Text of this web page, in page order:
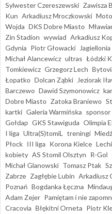
Sylwester Czereszewski Zawisza
Kun Arkadiusz Mroczkowski
Wojda DKS Dobre Miasto
Zin Stadion wywiad Arkadiusz
Gdynia Piotr Głowacki
Michał Alancewicz ultras Łódzki
Tomkiewicz Grzegorz Lech
Łopatko Dolcan Ząbki Jeziorak
Barczewo Dawid Szymonowicz
Dobre Miasto Zatoka Braniewo
kartki Galeria Warmińska sponsor
Gołdap GKS Stawiguda Olimpia
I liga Ultra(S)tomiL treningi
Płock III liga Korona Kielce
kobiety AS Stomil Olsztyn R-Gol
Michał Glanowski Tomasz Ptak
Zabrze Zagłębie Lubin Arkadiusz
Poznań Bogdanka Łęczna
Adam Zejer Pamiętam i nie
Cracovia Błękitni Orneta Piotr